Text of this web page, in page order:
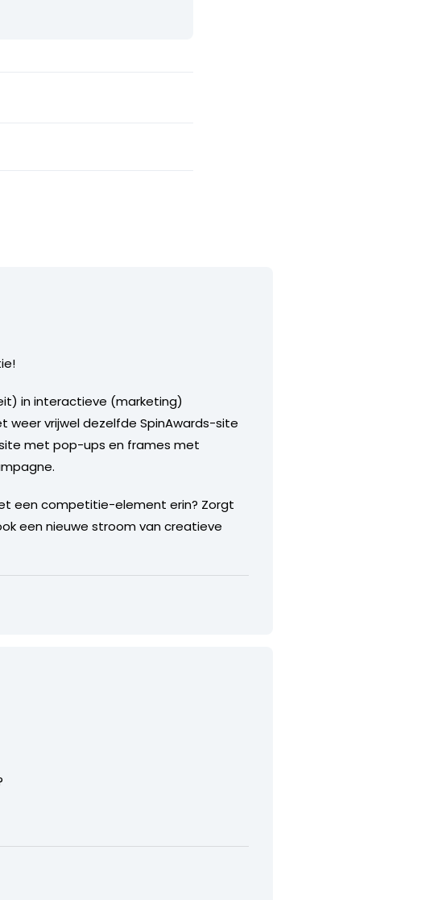
in interactieve (marketing)
weer vrijwel dezelfde SpinAwards-site
met pop-ups en frames met
een competitie-element erin? Zorgt
een nieuwe stroom van creatieve